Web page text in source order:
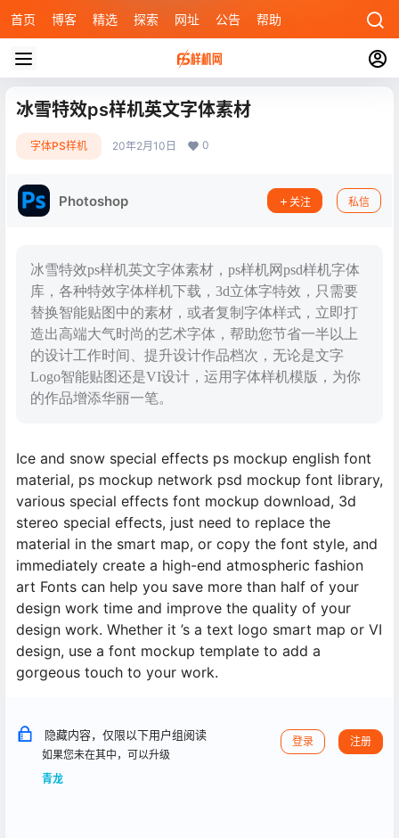
首页 博客 精选 探索 网址 公告 帮助
冰雪特效ps样机英文字体素材
字体PS样机 20年2月10日 0
Photoshop 关注 私信
冰雪特效ps样机英文字体素材，ps样机网psd样机字体
库，各种特效字体样机下载，3d立体字特效，只需要
替换智能贴图中的素材，或者复制字体样式，立即打
造出高端大气时尚的艺术字体，帮助您节省一半以上
的设计工作时间、提升设计作品档次，无论是文字
Logo智能贴图还是VI设计，运用字体样机模版，为你
的作品增添华丽一笔。
Ice and snow special effects ps mockup english font
material, ps mockup network psd mockup font library,
various special effects font mockup download, 3d
stereo special effects, just need to replace the
material in the smart map, or copy the font style, and
immediately create a high-end atmospheric fashion
art Fonts can help you save more than half of your
design work time and improve the quality of your
design work. Whether it ’s a text logo smart map or VI
design, use a font mockup template to add a
gorgeous touch to your work.
隐藏内容，仅限以下用户组阅读
如果您未在其中，可以升级
青龙
登录 注册